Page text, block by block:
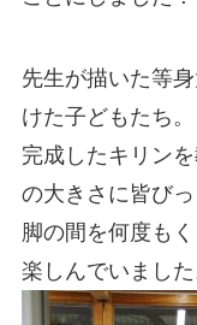
先生が描いた等
けた子どもたち。
完成したキリン
の大きさに皆びっ
脚の間を何度も
楽しんでいました